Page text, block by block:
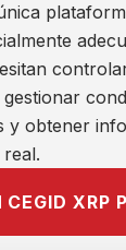
y obtener
CEGID XRP